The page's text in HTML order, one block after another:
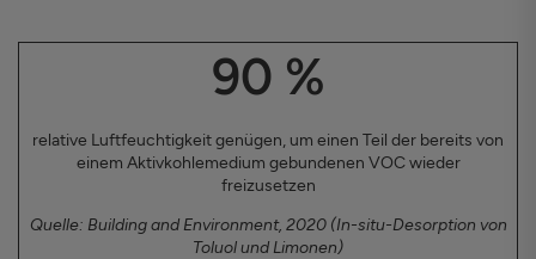
90 %
relative Luftfeuchtigkeit genügen, um einen Teil der bereits von
einem Aktivkohlemedium gebundenen VOC wieder
freizusetzen
Quelle: Building and Environment, 2020 (In-situ-Desorption von
Toluol und Limonen)